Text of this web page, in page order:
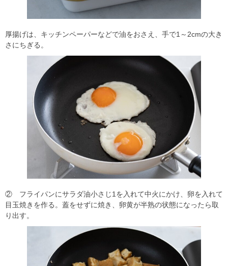
厚揚げは、キッチンペーパーなどで油をおさえ、手で1～2cmの大き
さにちぎる。
② フライパンにサラダ油小さじ1を入れて中火にかけ、卵を入れて
目玉焼きを作る。蓋をせずに焼き、卵黄が半熟の状態になったら取
り出す。